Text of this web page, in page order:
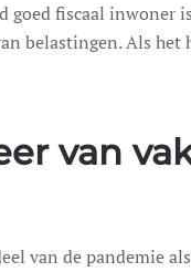
fiscaal
belastingen. Als het
van
van de pandemie